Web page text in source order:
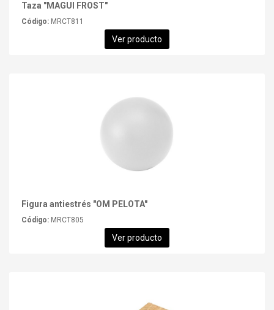
Taza "MAGUI FROST"
Código: MRCT811
Ver producto
Figura antiestrés "OM PELOTA"
Código: MRCT805
Ver producto